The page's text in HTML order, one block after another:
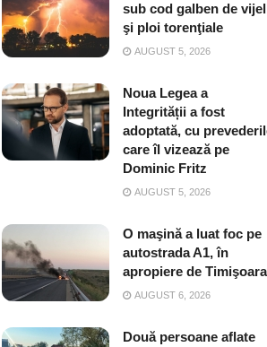
sub cod galben de
şi ploi torenţiale
AUGUST 5, 2026
Noua Legea a
Integrității a fost
adoptată, cu
care îl vizează pe
Dominic Fritz
AUGUST 5, 2026
O maşină a luat foc pe
autostrada A1, în
apropiere de Timişoara
AUGUST 6, 2026
Două persoane aflate